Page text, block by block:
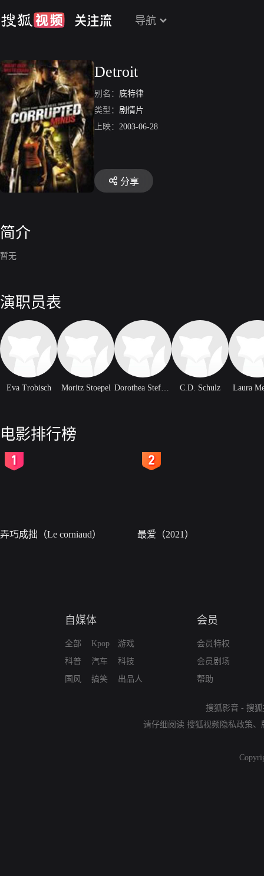
导航
Detroit
别名： 底特律
类型： 剧情片
上映： 2003-06-28
分享
简介
暂无
演职员表
Eva Trobisch Moritz Stoepel Dorothea Steffens C.D. Schulz Laura
电影排行榜
弄巧成拙（Le corniaud） 最爱（2021）
自媒体
全部
科普
国风
Kpop
汽车
搞笑
游戏
科技
出品人
会员
会员特权
会员剧场
帮助
搜狐影音 - 搜
请仔细阅读 搜狐视频隐私政策、